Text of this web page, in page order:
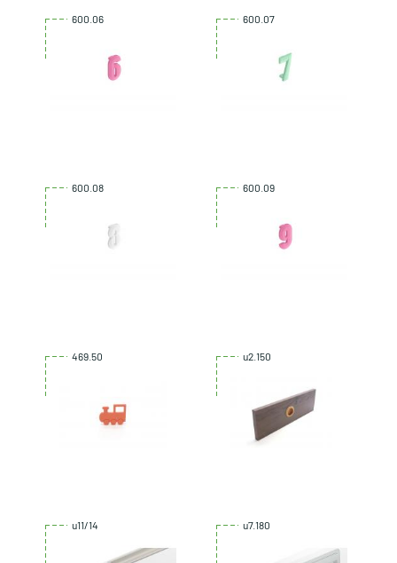
600.06 600.07
600.08 600.09
469.50 u2.150
u11/14 u7.180